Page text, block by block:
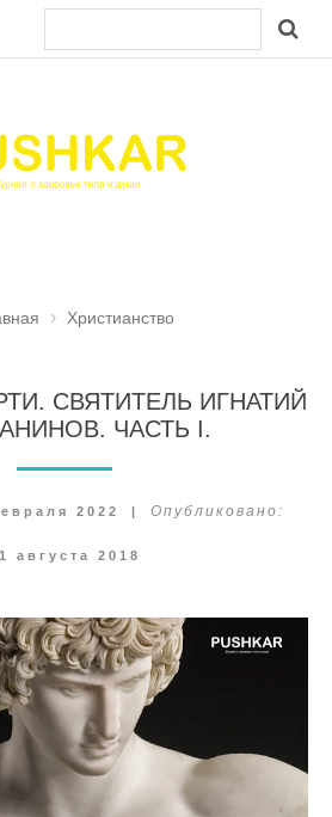
Христианство
СВЯТИТЕЛЬ ИГНАТИЙ
ЧАСТЬ I.
2022 | Опубликовано:
августа 2018